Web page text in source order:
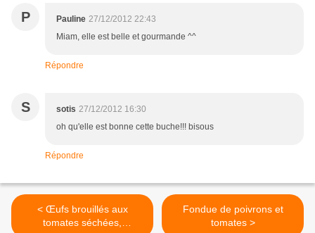
P Pauline 27/12/2012 22:43
Miam, elle est belle et gourmande ^^
Répondre
S sotis 27/12/2012 16:30
oh qu'elle est bonne cette buche!!! bisous
Répondre
< Œufs brouillés aux
tomates séchées,
Fondue de poivrons et
tomates >